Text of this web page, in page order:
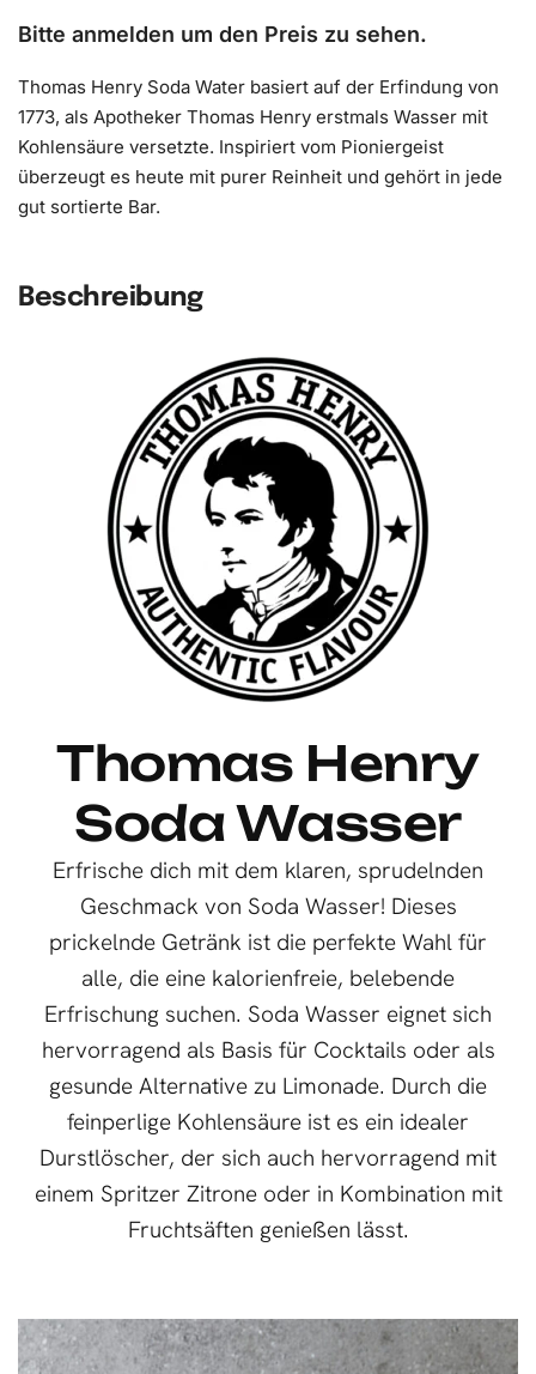
Bitte anmelden um den Preis zu sehen.
Thomas Henry Soda Water basiert auf der Erfindung von
1773, als Apotheker Thomas Henry erstmals Wasser mit
Kohlensäure versetzte. Inspiriert vom Pioniergeist
überzeugt es heute mit purer Reinheit und gehört in jede
gut sortierte Bar.
Beschreibung
Thomas Henry
Soda Wasser
Erfrische dich mit dem klaren, sprudelnden
Geschmack von Soda Wasser! Dieses
prickelnde Getränk ist die perfekte Wahl für
alle, die eine kalorienfreie, belebende
Erfrischung suchen. Soda Wasser eignet sich
hervorragend als Basis für Cocktails oder als
gesunde Alternative zu Limonade. Durch die
feinperlige Kohlensäure ist es ein idealer
Durstlöscher, der sich auch hervorragend mit
einem Spritzer Zitrone oder in Kombination mit
Fruchtsäften genießen lässt.